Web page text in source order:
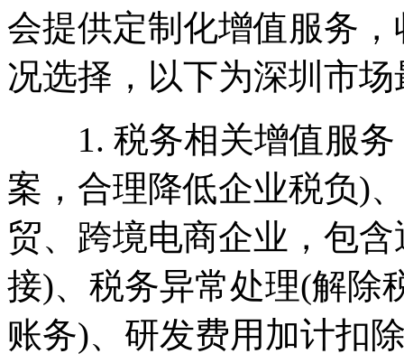
会提供定制化增值服务
况选择，以下为深圳市
1. 税务相关增值服务
案，合理降低企业税负)
贸、跨境电商企业，包
接)、税务异常处理(解除
账务)、研发费用加计扣